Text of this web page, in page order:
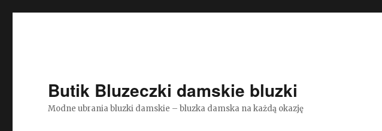
Butik Bluzeczki damskie bluzki
Modne ubrania bluzki damskie – bluzka damska na każdą okazję